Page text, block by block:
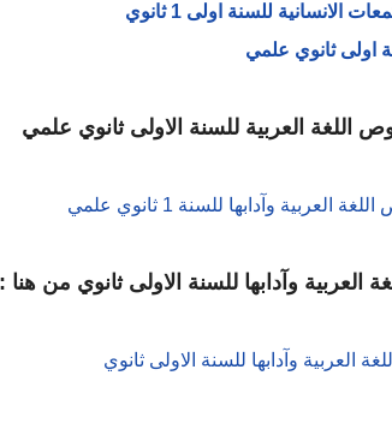
للسنة اولى 1 ثانوي
اولى ثانوي علمي
اللغة العربية للسنة الاولى ثانوي علمي
وآدابها للسنة 1 ثانوي علمي
العربية وآدابها للسنة الاولى ثانوي من هنا :
العربية وآدابها للسنة الاولى ثانوي